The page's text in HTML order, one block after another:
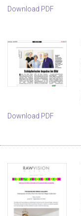
Download PDF
Download PDF